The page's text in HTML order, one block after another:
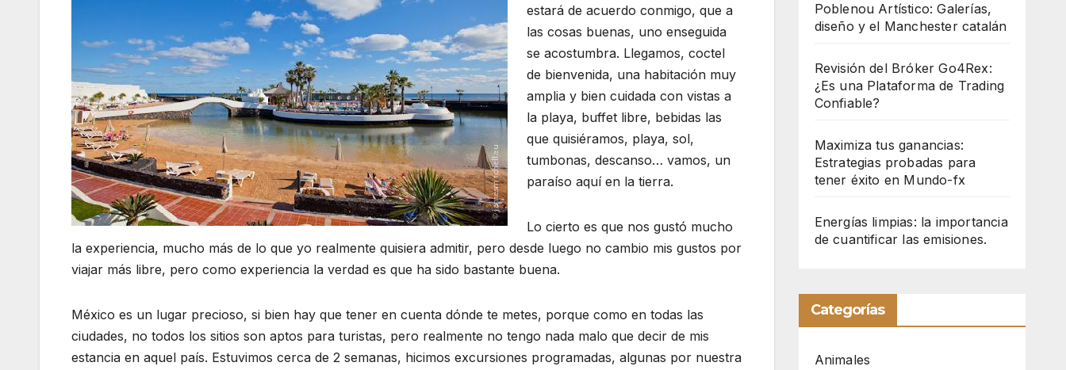
estará de acuerdo conmigo, que a
las cosas buenas, uno enseguida
se acostumbra. Llegamos, coctel
de bienvenida, una habitación muy
amplia y bien cuidada con vistas a
la playa, buffet libre, bebidas las
que quisiéramos, playa, sol,
tumbonas, descanso… vamos, un
paraíso aquí en la tierra.
Lo cierto es que nos gustó mucho
la experiencia, mucho más de lo que yo realmente quisiera admitir, pero desde luego no cambio mis gustos por
viajar más libre, pero como experiencia la verdad es que ha sido bastante buena.
México es un lugar precioso, si bien hay que tener en cuenta dónde te metes, porque como en todas las
ciudades, no todos los sitios son aptos para turistas, pero realmente no tengo nada malo que decir de mis
estancia en aquel país. Estuvimos cerca de 2 semanas, hicimos excursiones programadas, algunas por nuestra
Poblenou Artístico: Galerías,
diseño y el Manchester catalán
Revisión del Bróker Go4Rex:
¿Es una Plataforma de Trading
Confiable?
Maximiza tus ganancias:
Estrategias probadas para
tener éxito en Mundo-fx
Energías limpias: la importancia
de cuantificar las emisiones.
Categorías
Animales